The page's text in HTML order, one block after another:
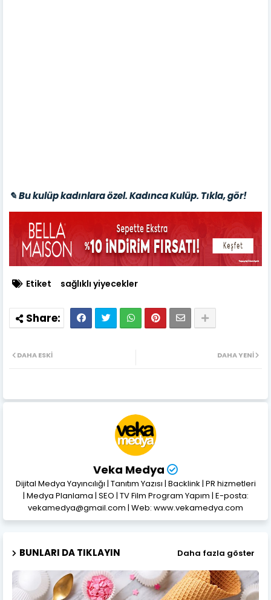
✎ Bu kulüp kadınlara özel. Kadınca Kulüp. Tıkla, gör!
Etiket sağlıklı yiyecekler
DAHA YENI
DAHA ESKI
Veka Medya
Dijital Medya Yayıncılığı | Tanıtım Yazısı | Backlink | PR hizmetleri
| Medya Planlama | SEO | TV Film Program Yapım | E-posta:
vekamedya@gmail.com | Web: www.vekamedya.com
BUNLARI DA TIKLAYIN Daha fazla göster